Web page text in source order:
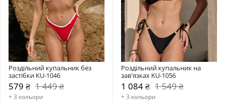
Роздільний купальник без
застібки KU-1046
579 ₴ 1 449 ₴
+ 3 кольори
Роздільний купальник на
зав'язках KU-1056
1 084 ₴ 1 549 ₴
+ 3 кольори